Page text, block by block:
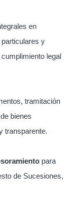
en
y
legal
tramitación
bienes
transparente.
para
de Sucesiones,